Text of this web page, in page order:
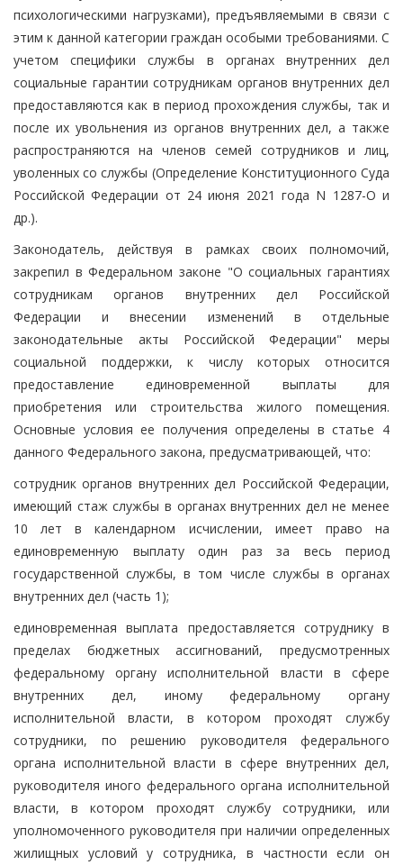
психологическими нагрузками), предъявляемыми в связи с
этим к данной категории граждан особыми требованиями. С
учетом специфики службы в органах внутренних дел
социальные гарантии сотрудникам органов внутренних дел
предоставляются как в период прохождения службы, так и
после их увольнения из органов внутренних дел, а также
распространяются на членов семей сотрудников и лиц,
уволенных со службы (Определение Конституционного Суда
Российской Федерации от 24 июня 2021 года N 1287-О и
др.).
Законодатель, действуя в рамках своих полномочий,
закрепил в Федеральном законе "О социальных гарантиях
сотрудникам органов внутренних дел Российской
Федерации и внесении изменений в отдельные
законодательные акты Российской Федерации" меры
социальной поддержки, к числу которых относится
предоставление единовременной выплаты для
приобретения или строительства жилого помещения.
Основные условия ее получения определены в статье 4
данного Федерального закона, предусматривающей, что:
сотрудник органов внутренних дел Российской Федерации,
имеющий стаж службы в органах внутренних дел не менее
10 лет в календарном исчислении, имеет право на
единовременную выплату один раз за весь период
государственной службы, в том числе службы в органах
внутренних дел (часть 1);
единовременная выплата предоставляется сотруднику в
пределах бюджетных ассигнований, предусмотренных
федеральному органу исполнительной власти в сфере
внутренних дел, иному федеральному органу
исполнительной власти, в котором проходят службу
сотрудники, по решению руководителя федерального
органа исполнительной власти в сфере внутренних дел,
руководителя иного федерального органа исполнительной
власти, в котором проходят службу сотрудники, или
уполномоченного руководителя при наличии определенных
жилищных условий у сотрудника, в частности если он